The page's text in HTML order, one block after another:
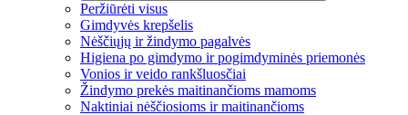
Peržiūrėti visus
Gimdyvės krepšelis
Nėščiųjų ir žindymo pagalvės
Higiena po gimdymo ir pogimdyminės priemonės
Vonios ir veido rankšluosčiai
Žindymo prekės maitinančioms mamoms
Naktiniai nėščiosioms ir maitinančioms